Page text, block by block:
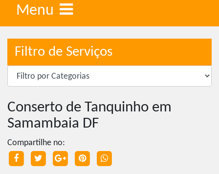
Menu
Filtro de Serviços
Conserto de Tanquinho em
Samambaia DF
Compartilhe no: